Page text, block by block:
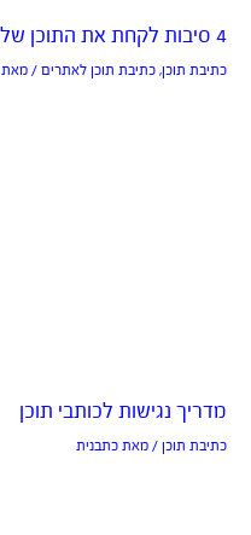
4 סיבות לקחת את התוכן שלכם ברצינות
כתיבת תוכן, כתיבת תוכן לאתרים / מאת
מדריך נגישות לכותבי תוכן
כתיבת תוכן / מאת כתבנית